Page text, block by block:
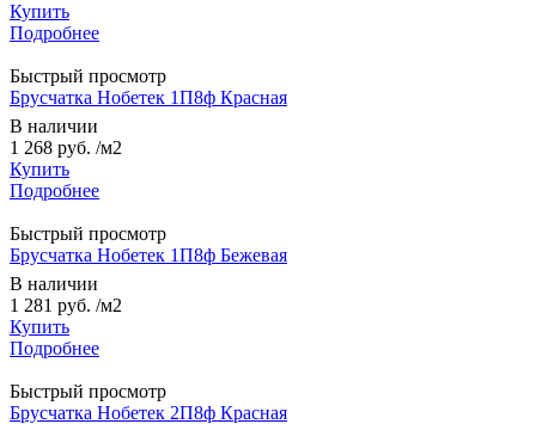
Купить
Подробнее
Быстрый просмотр
Брусчатка Нобетек 1П8ф Красная
В наличии
1 268 руб. /м2
Купить
Подробнее
Быстрый просмотр
Брусчатка Нобетек 1П8ф Бежевая
В наличии
1 281 руб. /м2
Купить
Подробнее
Быстрый просмотр
Брусчатка Нобетек 2П8ф Красная